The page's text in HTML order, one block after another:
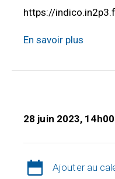
https://
En savoir plus
28 juin 2023, 14h00
Ajouter au